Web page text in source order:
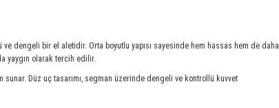
dengeli bir el aletidir. Orta boyutlu yapısı sayesinde hem hassas hem de daha
yaygın olarak tercih edilir.
Düz uç tasarımı, segman üzerinde dengeli ve kontrollü kuvvet